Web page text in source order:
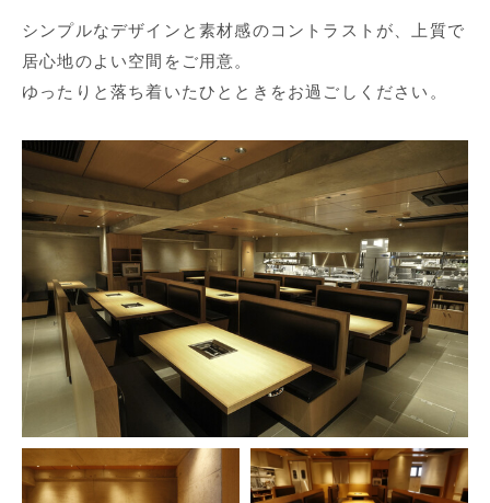
シンプルなデザインと素材感のコントラストが、上質で
居心地のよい空間をご用意。
ゆったりと落ち着いたひとときをお過ごしください。